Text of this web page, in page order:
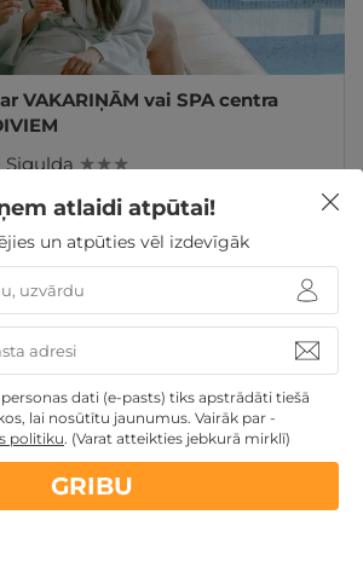
VAKARIŅĀM vai SPA centra
Sigulda ★ ★ ★
Dāvanas ar nakšņošanu
pārim
Atpūta
un administrācijasmaksas
atlaidi atpūtai!
un atpūties vēl izdevīgāk
dati (e-pasts) tiks apstrādāti tiešā
lai nosūtītu jaunumus. Vairāk par -
politiku. (Varat atteikties jebkurā mirklī)
GRIBU